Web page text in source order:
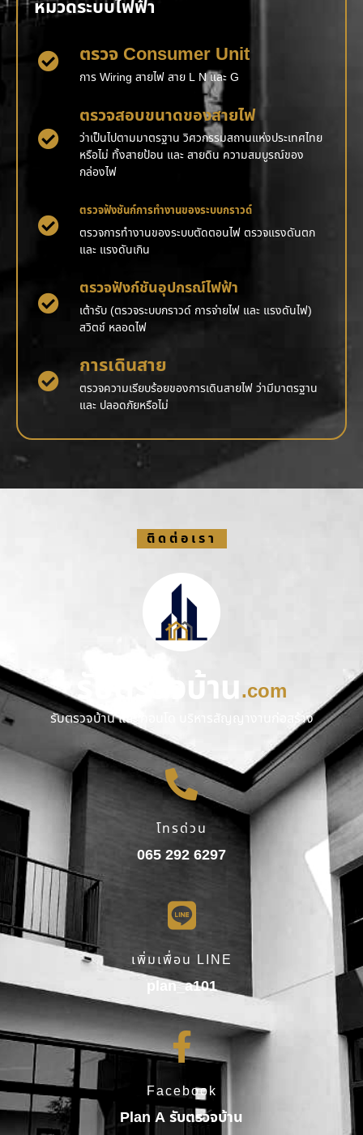
หมวดระบบไฟฟ้า
ตรวจ Consumer Unit
การ Wiring สายไฟ สาย L N และ G
ตรวจสอบขนาดของสายไฟ
ว่าเป็นไปตามมาตรฐาน วิศวกรรมสถานแห่งประเทศไทย
หรือไม่ ทั้งสายป้อน และ สายดิน ความสมบูรณ์ของ
กล่องไฟ
ตรวจฟังชันก์การทำงานของระบบกราวด์
ตรวจการทำงานของระบบตัดตอนไฟ ตรวจแรงดันตก
และ แรงดันเกิน
ตรวจฟังก์ชันอุปกรณ์ไฟฟ้า
เต้ารับ (ตรวจระบบกราวด์ การจ่ายไฟ และ แรงดันไฟ)
สวิตช์ หลอดไฟ
การเดินสาย
ตรวจความเรียบร้อยของการเดินสายไฟ ว่ามีมาตรฐาน
และ ปลอดภัยหรือไม่
ติดต่อเรา
รับตรวจบ้าน.com
รับตรวจบ้าน และ คอนโด บริหารสัญญางานก่อสร้าง
โทรด่วน
065 292 6297
เพิ่มเพื่อน LINE
plan_a101
Facebook
Plan A รับตรวจบ้าน